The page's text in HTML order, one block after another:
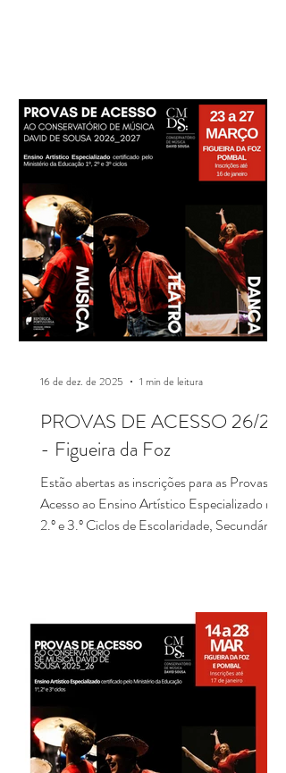
PROVAS DE ACESSO 26/27
- Figueira da Foz
Estão abertas as inscrições para as Provas de
Acesso ao Ensino Artístico Especializado nos
2.º e 3.º Ciclos de Escolaridade, Secundário e
para o 5.º Ano de Escolaridade CURSOS
SECUNDÁRIOS DE MÚSICA E DANÇA
- Para Alunos que vão para o 10.º Ano de
Escolaridade CURSO DE INICIAÇÃO -
Para Alunos do 1.º Ciclo de Escolaridade
16 de dez. de 2025 1 min de leitura